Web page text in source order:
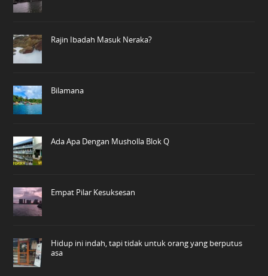
Rajin Ibadah Masuk Neraka?
Bilamana
Ada Apa Dengan Musholla Blok Q
Empat Pilar Kesuksesan
Hidup ini indah, tapi tidak untuk orang yang berputus
asa